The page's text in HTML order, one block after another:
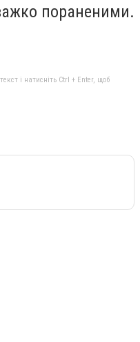
пораненими.
і натисніть Ctrl + Enter, щоб